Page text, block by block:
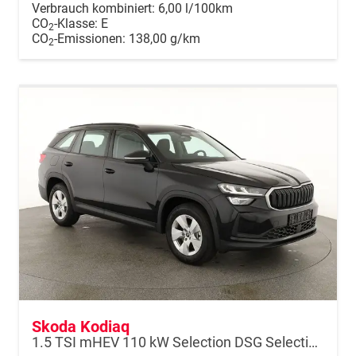
Verbrauch kombiniert: 6,00 l/100km
CO2-Klasse: E
CO2-Emissionen: 138,00 g/km
Skoda Kodiaq
1.5 TSI mHEV 110 kW Selection DSG Selection, AHK, Navi, Side, Kamera, Winter, 4 J.- Garantie